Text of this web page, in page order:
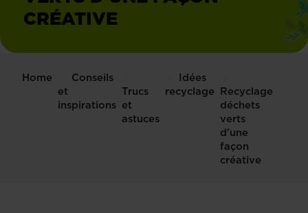
CRÉATIVE
Home
Conseils
et
inspirations
Trucs
et
astuces
Idées
recyclage Recyclage
déchets
verts
d'une
façon
créative